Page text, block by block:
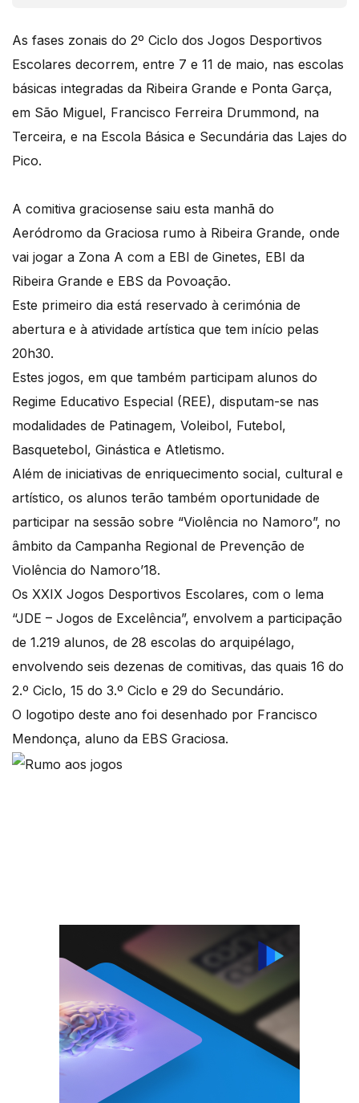
As fases zonais do 2º Ciclo dos Jogos Desportivos
Escolares decorrem, entre 7 e 11 de maio, nas escolas
básicas integradas da Ribeira Grande e Ponta Garça,
em São Miguel, Francisco Ferreira Drummond, na
Terceira, e na Escola Básica e Secundária das Lajes do
Pico.
A comitiva graciosense saiu esta manhã do
Aeródromo da Graciosa rumo à Ribeira Grande, onde
vai jogar a Zona A com a EBI de Ginetes, EBI da
Ribeira Grande e EBS da Povoação.
Este primeiro dia está reservado à cerimónia de
abertura e à atividade artística que tem início pelas
20h30.
Estes jogos, em que também participam alunos do
Regime Educativo Especial (REE), disputam-se nas
modalidades de Patinagem, Voleibol, Futebol,
Basquetebol, Ginástica e Atletismo.
Além de iniciativas de enriquecimento social, cultural e
artístico, os alunos terão também oportunidade de
participar na sessão sobre “Violência no Namoro”, no
âmbito da Campanha Regional de Prevenção de
Violência do Namoro’18.
Os XXIX Jogos Desportivos Escolares, com o lema
“JDE – Jogos de Excelência”, envolvem a participação
de 1.219 alunos, de 28 escolas do arquipélago,
envolvendo seis dezenas de comitivas, das quais 16 do
2.º Ciclo, 15 do 3.º Ciclo e 29 do Secundário.
O logotipo deste ano foi desenhado por Francisco
Mendonça, aluno da EBS Graciosa.